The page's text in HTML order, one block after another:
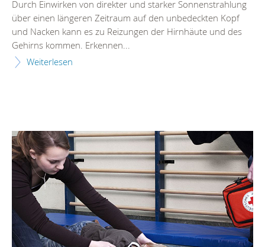
Durch Einwirken von direkter und starker Sonnenstrahlung
über einen längeren Zeitraum auf den unbedeckten Kopf
und Nacken kann es zu Reizungen der Hirnhäute und des
Gehirns kommen. Erkennen...
Weiterlesen